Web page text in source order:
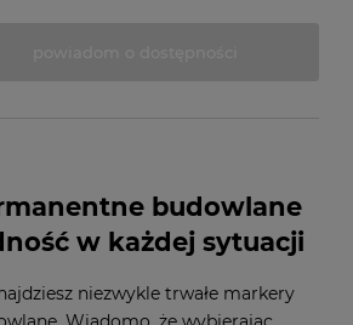
budowlane
w każdej sytuacji
niezwykle trwałe markery